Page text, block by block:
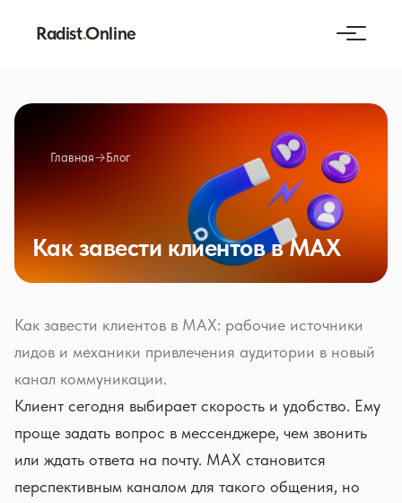
Radist.Online
Главная→Блог
Как завести клиентов в MAX
Как завести клиентов в MAX: рабочие источники
лидов и механики привлечения аудитории в новый
канал коммуникации.
Клиент сегодня выбирает скорость и удобство. Ему
проще задать вопрос в мессенджере, чем звонить
или ждать ответа на почту. MAX становится
перспективным каналом для такого общения, но